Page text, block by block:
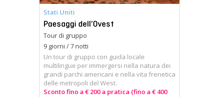
Stati Uniti
Paesaggi dell’Ovest
Tour di gruppo
9 giorni / 7 notti
Un tour di gruppo con guida locale
multilingue per immergersi nella natura dei
grandi parchi americani e nella vita frenetica
delle metropoli del West.
Sconto fino a € 200 a pratica (fino a € 400